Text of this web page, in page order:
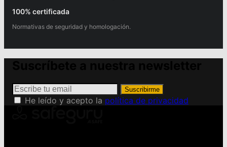
100% certificada
Normativas de seguridad y homologación.
Suscribirme
He leído y acepto la política de privacidad